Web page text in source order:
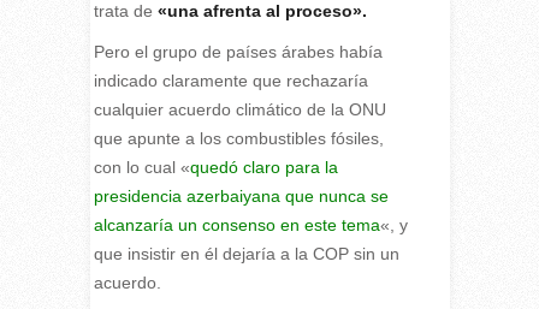
trata de «una afrenta al proceso».
Pero el grupo de países árabes había
indicado claramente que rechazaría
cualquier acuerdo climático de la ONU
que apunte a los combustibles fósiles,
con lo cual «quedó claro para la
presidencia azerbaiyana que nunca se
alcanzaría un consenso en este tema«, y
que insistir en él dejaría a la COP sin un
acuerdo.